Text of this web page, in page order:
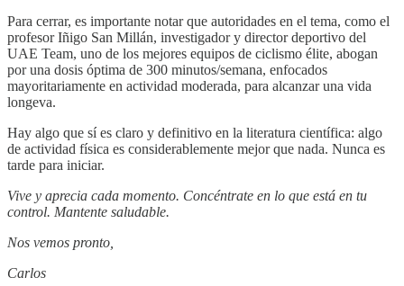
Para cerrar, es importante notar que autoridades en el tema, como el
profesor Iñigo San Millán, investigador y director deportivo del
UAE Team, uno de los mejores equipos de ciclismo élite, abogan
por una dosis óptima de 300 minutos/semana, enfocados
mayoritariamente en actividad moderada, para alcanzar una vida
longeva.
Hay algo que sí es claro y definitivo en la literatura científica: algo
de actividad física es considerablemente mejor que nada. Nunca es
tarde para iniciar.
Vive y aprecia cada momento. Concéntrate en lo que está en tu
control. Mantente saludable.
Nos vemos pronto,
Carlos